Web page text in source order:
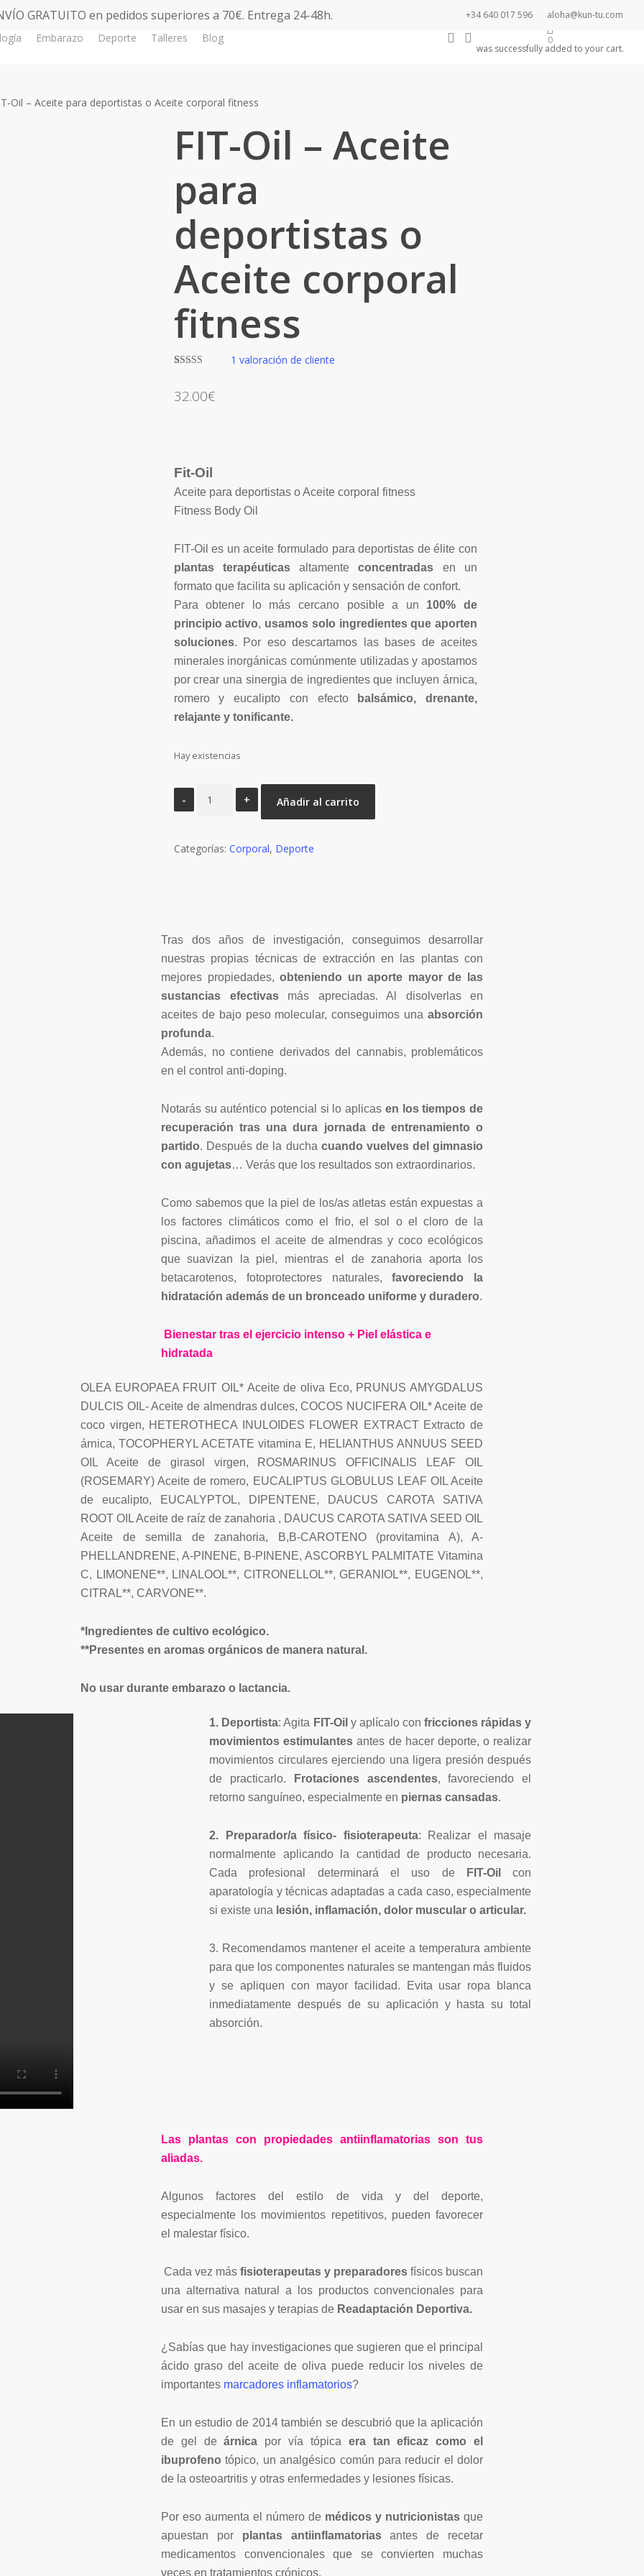
GRATUITO en pedidos superiores a 70€. Entrega 24-48h. +34 640 017 596 aloha@kun-tu.com
Embarazo Deporte Talleres Blog search 0
was successfully added to your cart.
Oil – Aceite para deportistas o Aceite corporal fitness
FIT-Oil – Aceite
para
deportistas o
Aceite corporal
fitness
de 5 en
1 valoración de cliente
32.00€
Fit-Oil
Aceite para deportistas o Aceite corporal fitness
Fitness Body Oil
FIT-Oil es un aceite formulado para deportistas de élite con
plantas terapéuticasaltamenteconcentradas en un
formato que facilita su aplicación y sensación de confort.
Para obtener lo más cercano posible a un 100% de
principio activo, usamos solo ingredientes que aporten
soluciones. Por eso descartamos las bases de aceites
minerales inorgánicas comúnmente utilizadas y apostamos
por crear una sinergia de ingredientes que incluyen árnica,
romero y eucalipto con efecto
balsámico, drenante,
relajante y tonificante.
Hay existencias
Aceite
corporal
fitness
cantidad
Añadir al carrito
Categorías: Corporal, Deporte
Tras dos años de investigación, conseguimos desarrollar
nuestras propias técnicas de extracción en las plantas con
mejores propiedades,obteniendo un aporte mayor de las
sustancias efectivasmás apreciadas. Al disolverlas en
aceites de bajo peso molecular, conseguimos una absorción
profunda.
Además, no contiene derivados del cannabis, problemáticos
en el control anti-doping.
Notarás su auténtico potencial si lo aplicas en los tiempos de
recuperación tras una dura jornada de entrenamiento o
partido. Después de la ducha cuando vuelves del gimnasio
con agujetas… Verás que los resultados son extraordinarios.
Como sabemos que la piel de los/as atletas están expuestas a
los factores climáticos como el frio, el sol o el cloro de la
piscina, añadimos el aceite de almendras y coco ecológicos
que suavizan la piel, mientras el de zanahoria aporta los
betacarotenos, fotoprotectores naturales,favoreciendo la
hidratación además de un bronceado uniforme y duradero.
Bienestar tras el ejercicio intenso + Piel elástica e
hidratada
OLEA EUROPAEA FRUIT OIL* Aceite de oliva Eco, PRUNUS AMYGDALUS
DULCIS OIL- Aceite de almendras dulces, COCOS NUCIFERA OIL* Aceite de
coco virgen, HETEROTHECA INULOIDES FLOWER EXTRACT Extracto de
árnica, TOCOPHERYL ACETATE vitamina E, HELIANTHUS ANNUUS SEED
OIL Aceite de girasol virgen, ROSMARINUS OFFICINALIS LEAF OIL
(ROSEMARY) Aceite de romero, EUCALIPTUS GLOBULUS LEAF OIL Aceite
de eucalipto, EUCALYPTOL, DIPENTENE, DAUCUS CAROTA SATIVA
ROOT OIL Aceite de raíz de zanahoria , DAUCUS CAROTA SATIVA SEED OIL
Aceite de semilla de zanahoria, Β,Β-CAROTENO (provitamina A), A-
PHELLANDRENE, A-PINENE, B-PINENE, ASCORBYL PALMITATE Vitamina
C, LIMONENE**, LINALOOL**, CITRONELLOL**, GERANIOL**, EUGENOL**,
CITRAL**, CARVONE**.
*Ingredientes de cultivo ecológico.
**Presentes en aromas orgánicos de manera natural.
No usar durante embarazo o lactancia.
1. Deportista: Agita FIT-Oil y aplícalo con fricciones rápidas y
movimientos estimulantes antes de hacer deporte, o realizar
movimientos circulares ejerciendo una ligera presión después
de practicarlo.
Frotaciones ascendentes, favoreciendo el
retorno sanguíneo, especialmente en piernas cansadas.
2. Preparador/a físico- fisioterapeuta: Realizar el masaje
normalmente aplicando la cantidad de producto necesaria.
Cada profesional determinará el uso de
FIT-Oil
con
aparatología y técnicas adaptadas a cada caso, especialmente
si existe una lesión, inflamación, dolor muscular o articular.
3. Recomendamos mantener el aceite a temperatura ambiente
para que los componentes naturales se mantengan más fluidos
y se apliquen con mayor facilidad. Evita usar ropa blanca
inmediatamente después de su aplicación y hasta su total
absorción.
Las plantas con propiedades antiinflamatorias son tus
aliadas.
Algunos factores del estilo de vida y del deporte,
especialmente los movimientos repetitivos, pueden favorecer
el malestar físico.
Cada vez más fisioterapeutas y preparadores físicos buscan
una alternativa natural a los productos convencionales para
usar en sus masajes y terapias de Readaptación Deportiva.
¿Sabías que hay investigaciones que sugieren que el principal
ácido graso del aceite de oliva puede reducir los niveles de
importantes marcadores inflamatorios?
En un estudio de 2014 también se descubrió que la aplicación
de gel deárnica por vía tópica era tan eficaz
como el
ibuprofeno tópico, un analgésico común para reducir el dolor
de la osteoartritis y otras enfermedades y lesiones físicas.
Por eso aumenta el número de médicos y nutricionistas que
apuestan por plantas antiinflamatoriasantes de recetar
medicamentos convencionales que se convierten muchas
veces en tratamientos crónicos.